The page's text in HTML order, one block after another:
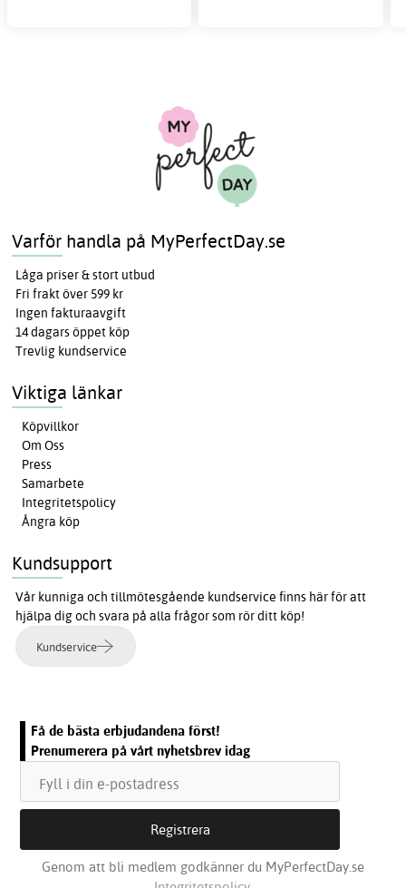
Varför handla på MyPerfectDay.se
Låga priser & stort utbud
Fri frakt över 599 kr
Ingen fakturaavgift
14 dagars öppet köp
Trevlig kundservice
Viktiga länkar
Köpvillkor
Om Oss
Press
Samarbete
Integritetspolicy
Ångra köp
Kundsupport
Vår kunniga och tillmötesgående kundservice finns här för att
hjälpa dig och svara på alla frågor som rör ditt köp!
Kundservice
Få de bästa erbjudandena först!
Prenumerera på vårt nyhetsbrev idag
Genom att bli medlem godkänner du MyPerfectDay.se